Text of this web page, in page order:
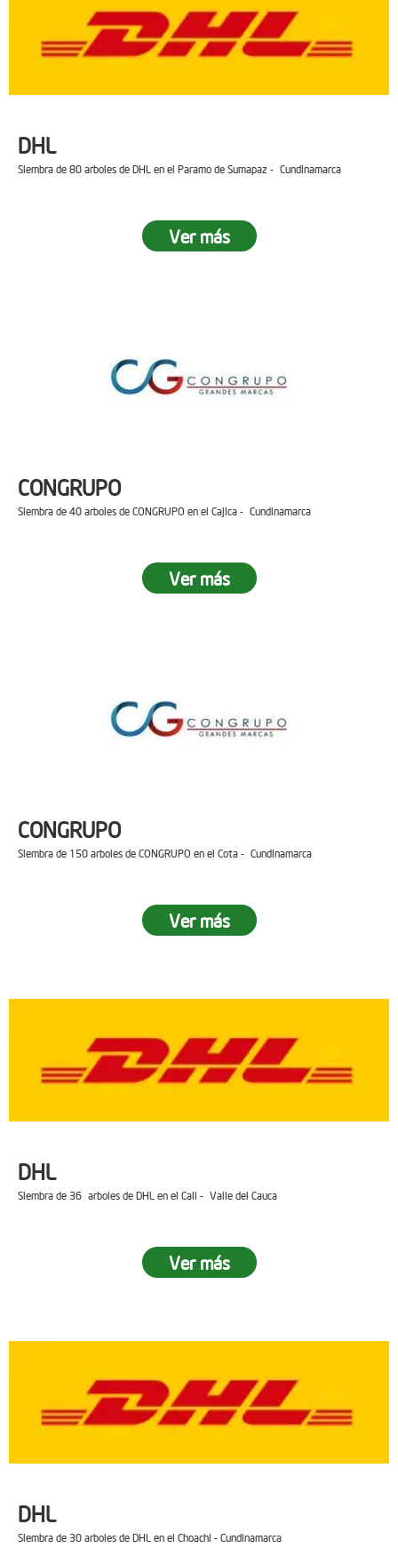
DHL
Siembra de 80 arboles de DHL en el Paramo de Sumapaz - Cundinamarca
Ver más
CONGRUPO
Siembra de 40 arboles de CONGRUPO en el Cajica - Cundinamarca
Ver más
CONGRUPO
Siembra de 150 arboles de CONGRUPO en el Cota - Cundinamarca
Ver más
DHL
Siembra de 36 arboles de DHL en el Cali - Valle del Cauca
Ver más
DHL
Siembra de 30 arboles de DHL en el Choachi - Cundinamarca